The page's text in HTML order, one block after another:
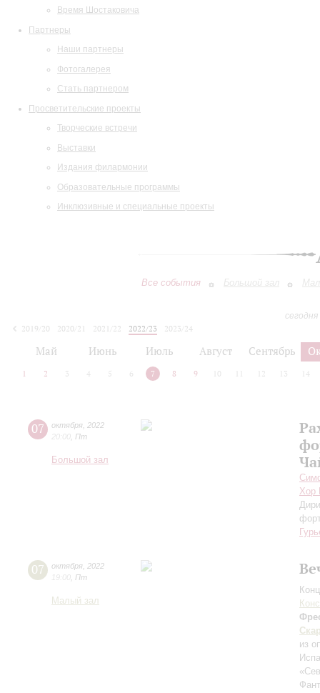
Время Шостаковича
Партнеры
Наши партнеры
Фотогалерея
Стать партнером
Просветительские проекты
Творческие встречи
Выставки
Издания филармонии
Образовательные программы
Инклюзивные и специальные проекты
Все события Большой зал
2019/20
2020/21 2021/22 2022/23
2023/24
Май Июнь Июль Август Сентябрь
1 2 3 4 5 6 7 8 9 10 12 13 14
07 октября 2022
20:00 Пт
Большой зал
Хор
07 октября 2022
19:00 Пт
Малый зал
из